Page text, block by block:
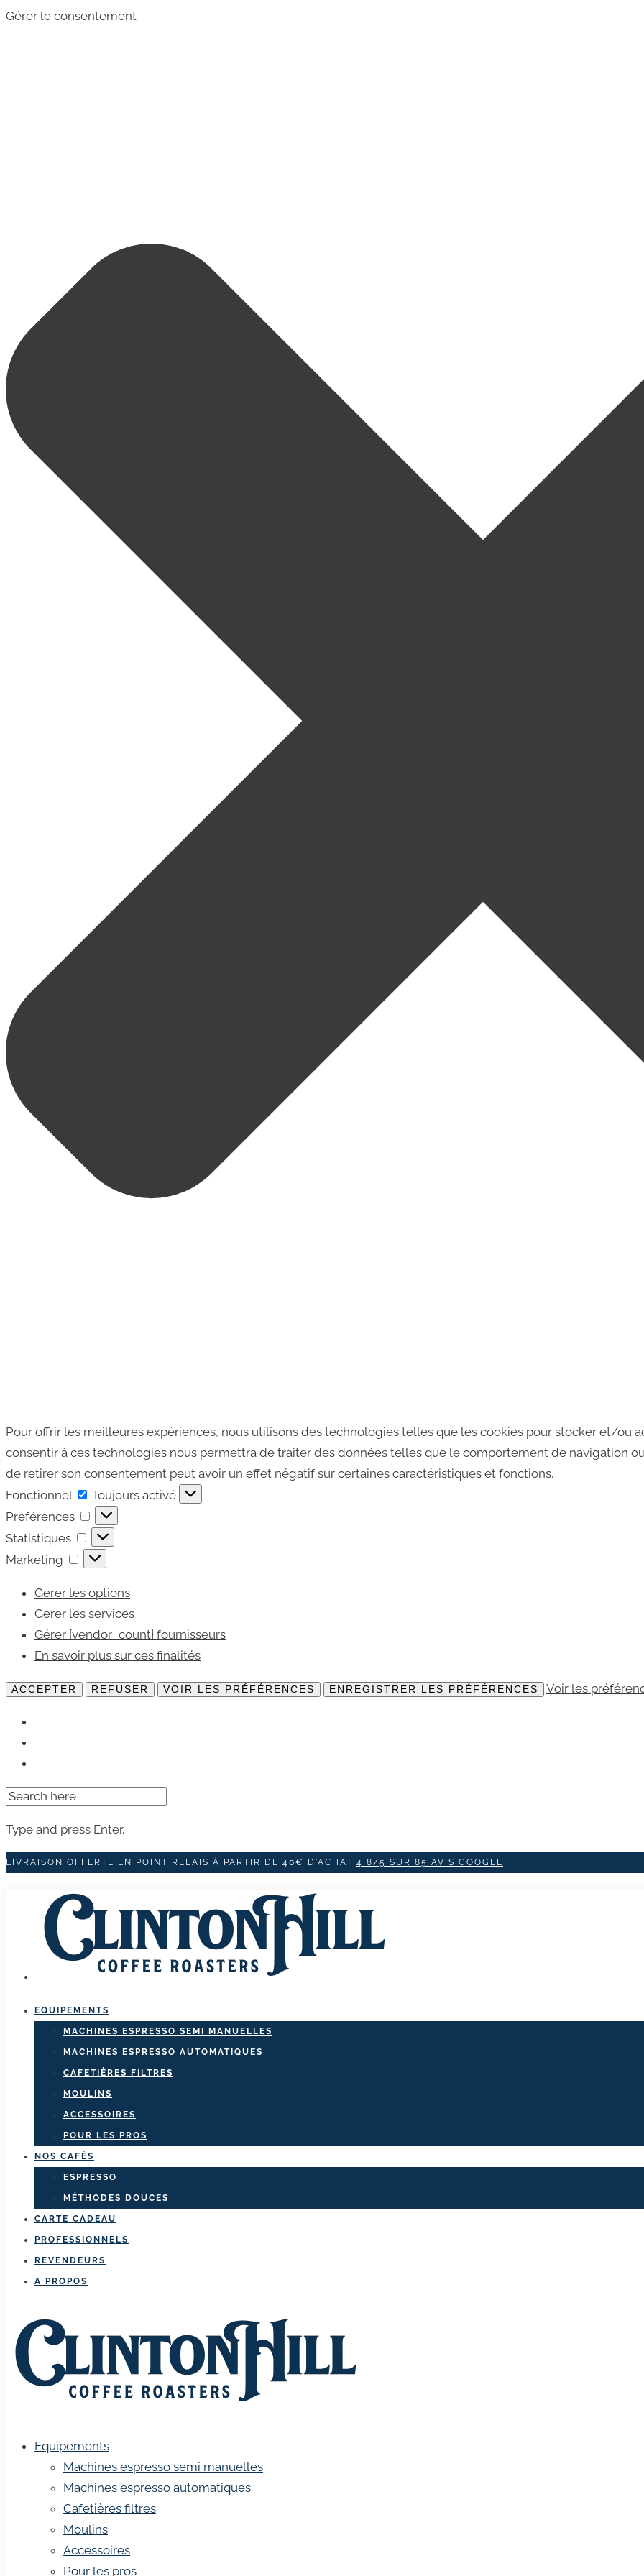
Gérer le consentement
Pour offrir les meilleures expériences, nous utilisons des technologies telles que les cookies pour stocker et/ou
consentir à ces technologies nous permettra de traiter des données telles que le comportement de navigation
de retirer son consentement peut avoir un effet négatif sur certaines caractéristiques et fonctions.
Fonctionnel
Fonctionnel
Toujours activé
Préférences
Préférences
Statistiques
Statistiques
Marketing
Marketing
Gérer les options
Gérer les services
Gérer {vendor_count} fournisseurs
En savoir plus sur ces finalités
ACCEPTER REFUSER VOIR LES PRÉFÉRENCES ENREGISTRER LES PRÉFÉRENCES Voir les
Search
Type and press Enter.
Skip
LIVRAISON OFFERTE EN POINT RELAIS À PARTIR DE 40€ D'ACHAT 4,8/5 SUR 85 AVIS GOOGLE
EQUIPEMENTS
MACHINES ESPRESSO SEMI MANUELLES
MACHINES ESPRESSO AUTOMATIQUES
CAFETIÈRES FILTRES
MOULINS
ACCESSOIRES
POUR LES PROS
NOS CAFÉS
ESPRESSO
MÉTHODES DOUCES
CARTE CADEAU
PROFESSIONNELS
REVENDEURS
A PROPOS
Equipements
Machines espresso semi manuelles
Machines espresso automatiques
Cafetières filtres
Moulins
Accessoires
Pour les pros